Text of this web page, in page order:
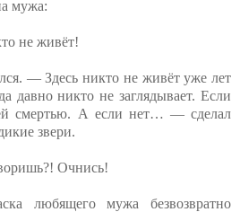
мужа:
не живёт!
— Здесь никто не живёт уже лет
давно никто не заглядывает. Если
смертью. А если нет… — сделал
звери.
Очнись!
любящего мужа безвозвратно